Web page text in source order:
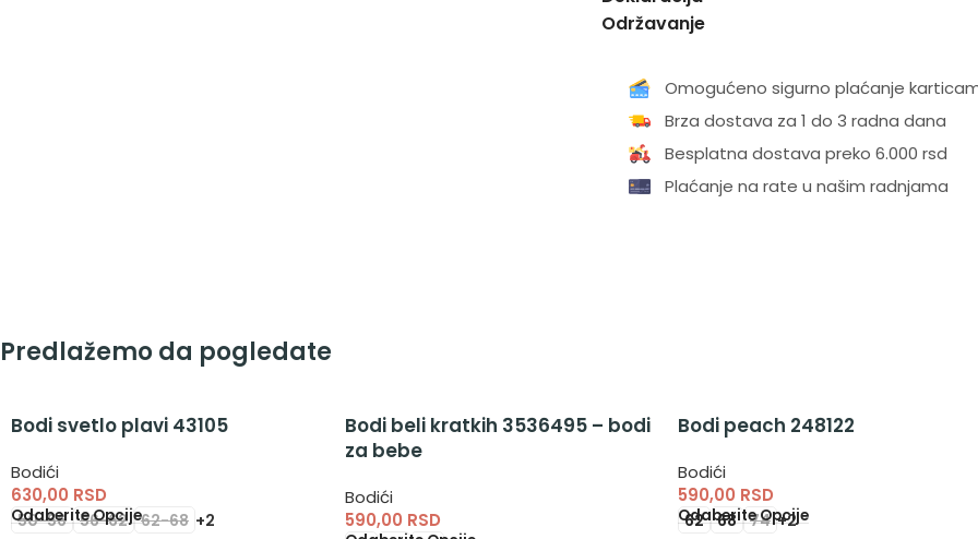
Održavanje
Omogućeno sigurno plaćanje
Brza dostava za 1 do 3 radna dana
Besplatna dostava preko 6.000 rsd
Plaćanje na rate u našim radnjama
Predlažemo da pogledate
Bodi svetlo plavi 43105
Bodići
630,00 RSD
Odaberite Opcije
50-56 56-62 62-68 +2
Bodi beli kratkih 3536495 – bodi
za bebe
Bodići
590,00 RSD
Bodi peach 248122
Bodići
590,00 RSD
Odaberite Opcije
62 68 74 +2